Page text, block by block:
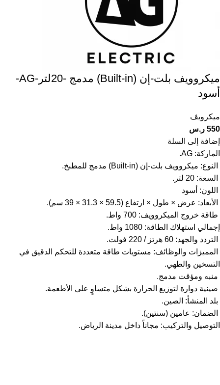
ميكروويف بلت-إن (Built-in) مدمج -20لتر-AG-
أسود
ميكرويڤ
550 ر.س
إضافة إلى السلة
الماركة: AG.
النوع: ميكروويف بلت-إن (Built-in) مدمج للمطبخ.
السعة: 20 لتر.
اللون: أسود
الأبعاد: عرض × طول × ارتفاع (59.5 × 31.3 × 39 سم).
طاقة خروج الميكروويف: 700 واط.
إجمالي استهلاك الطاقة: 1080 واط.
التردد والجهد: 60 هرتز / 220 فولت.
المميزات والوظائف: مستويات طاقة متعددة للتحكم الدقيق في
التسخين والطهي.
منبه ومؤقت مدمج.
صينية دوارة لتوزيع الحرارة بشكل متساوٍ على الأطعمة.
بلد المنشأ: الصين.
الضمان: عامين (سنتين).
التوصيل والتركيب: مجاناً داخل مدينة الرياض.